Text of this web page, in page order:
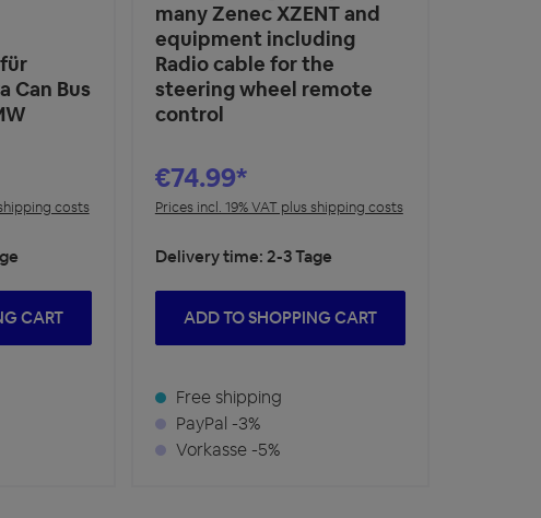
Can Bus
costs
CART
many Zenec XZENT and
equipment including
Radio cable for the
steering wheel remote
control
€74.99*
Prices incl. 19% VAT plus shipping costs
Delivery time: 2-3 Tage
ADD TO SHOPPING CART
Free shipping
PayPal -3%
Vorkasse -5%